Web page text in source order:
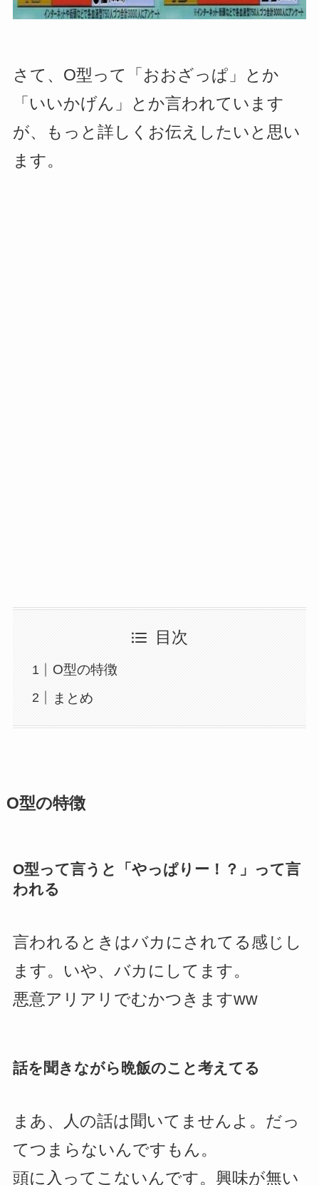
さて、O型って「おおざっぱ」とか
「いいかげん」とか言われています
が、もっと詳しくお伝えしたいと思い
ます。
目次
O型の特徴
まとめ
O型の特徴
O型って言うと「やっぱりー！？」って言
われる
言われるときはバカにされてる感じし
ます。いや、バカにしてます。
悪意アリアリでむかつきますww
話を聞きながら晩飯のこと考えてる
まあ、人の話は聞いてませんよ。だっ
てつまらないんですもん。
頭に入ってこないんです。興味が無い